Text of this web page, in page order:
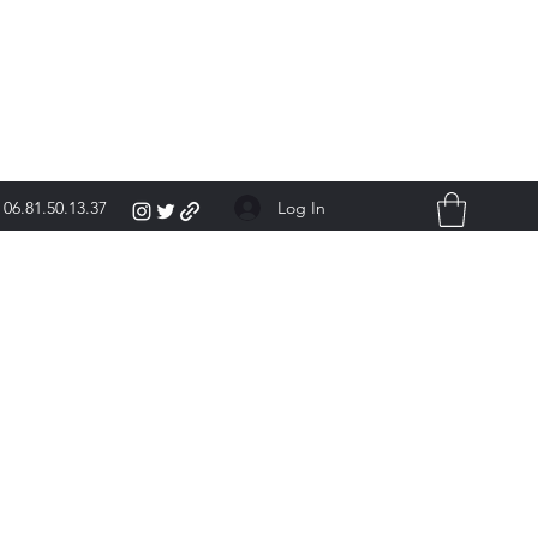
06.81.50.13.37 Log In